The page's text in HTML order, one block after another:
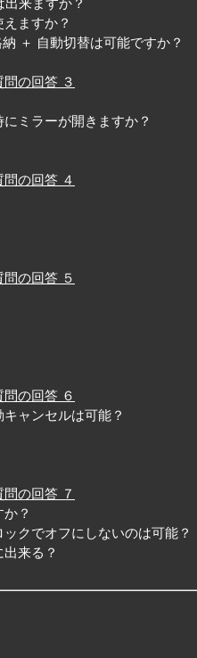
来ますか？
ますか？
＋ 自動切替は可能ですか？
の回答 ３
ミラーが開きますか？
の回答 ４
の回答 ５
の回答 ６
ャンセルは可能？
の回答 ７
？
クでオフにしないのは可能？
来る？